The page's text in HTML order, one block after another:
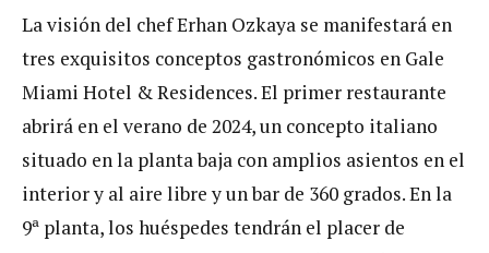
La visión del chef Erhan Ozkaya se manifestará en
tres exquisitos conceptos gastronómicos en Gale
Miami Hotel & Residences. El primer restaurante
abrirá en el verano de 2024, un concepto italiano
situado en la planta baja con amplios asientos en el
interior y al aire libre y un bar de 360 grados. En la
9ª planta, los huéspedes tendrán el placer de